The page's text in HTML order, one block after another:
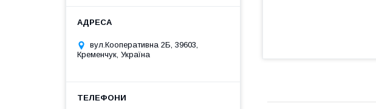
вул.Кооперативна 2Б, 39603,
Кременчук, Україна